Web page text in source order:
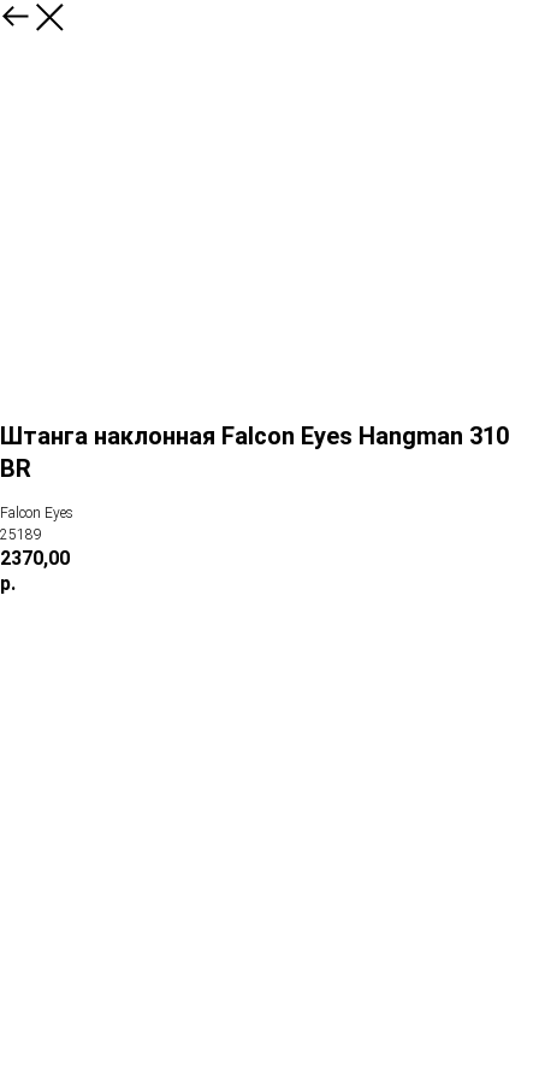
Штанга наклонная Falcon Eyes Hangman 310
BR
Falcon Eyes
25189
2370,00
р.